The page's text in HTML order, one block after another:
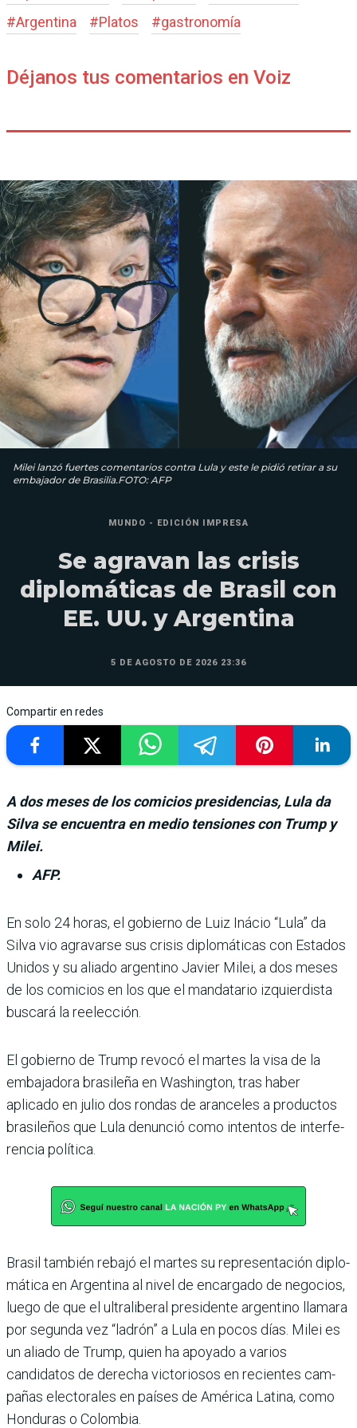
#Argentina #Platos #gastronomía
Déjanos tus comentarios en Voiz
Milei lanzó fuertes comentarios contra Lula y este le pidió retirar a su
embajador de Brasilia.FOTO: AFP
MUNDO - EDICIÓN IMPRESA
Se agravan las crisis
diplomáticas de Brasil con
EE. UU. y Argentina
5 DE AGOSTO DE 2026 23:36
Compartir en redes
A dos meses de los comicios presidencias, Lula da
Silva se encuentra en medio tensiones con Trump y
Milei.
AFP.
En solo 24 horas, el gobierno de Luiz Iná­cio “Lula” da
Silva vio agravarse sus crisis diplomá­ticas con Estados
Unidos y su aliado argentino Javier Milei, a dos meses
de los comicios en los que el mandatario izquier­dista
buscará la reelección.
El gobierno de Trump revocó el martes la visa de la
embaja­dora brasileña en Washington, tras haber
aplicado en julio dos rondas de aranceles a produc­tos
brasileños que Lula denun­ció como intentos de interfe­
rencia política.
Brasil también rebajó el mar­tes su representación diplo­
mática en Argentina al nivel de encargado de negocios,
luego de que el ultraliberal presi­dente argentino llamara
por segunda vez “ladrón” a Lula en pocos días. Milei es
un aliado de Trump, quien ha apoyado a varios
candidatos de derecha victoriosos en recientes cam­
pañas electorales en países de América Latina, como
Hondu­ras o Colombia.